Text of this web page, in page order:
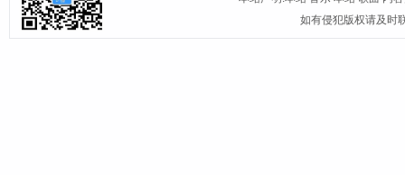
如有侵犯版权请及时